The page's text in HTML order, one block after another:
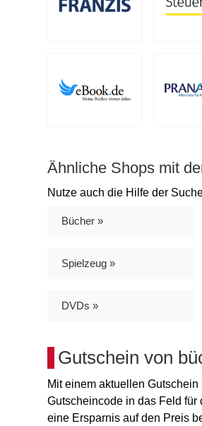
Ähnliche Shops mit
Nutze auch die Hilfe der
Bücher »
Spielzeug »
DVDs »
Gutschein von
Mit einem aktuellen
Gutscheincode in das Feld
eine Ersparnis auf den Preis